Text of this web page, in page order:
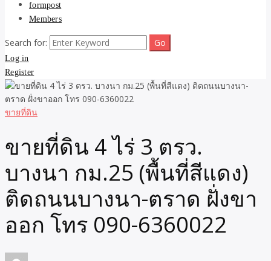
formpost
Members
Search for:
Log in
Register
ขายที่ดิน
ขายที่ดิน 4 ไร่ 3 ตรว.
บางนา กม.25 (พื้นที่สีแดง)
ติดถนนบางนา-ตราด ฝั่งขา
ออก โทร 090-6360022